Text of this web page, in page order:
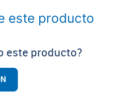
este producto
este producto?